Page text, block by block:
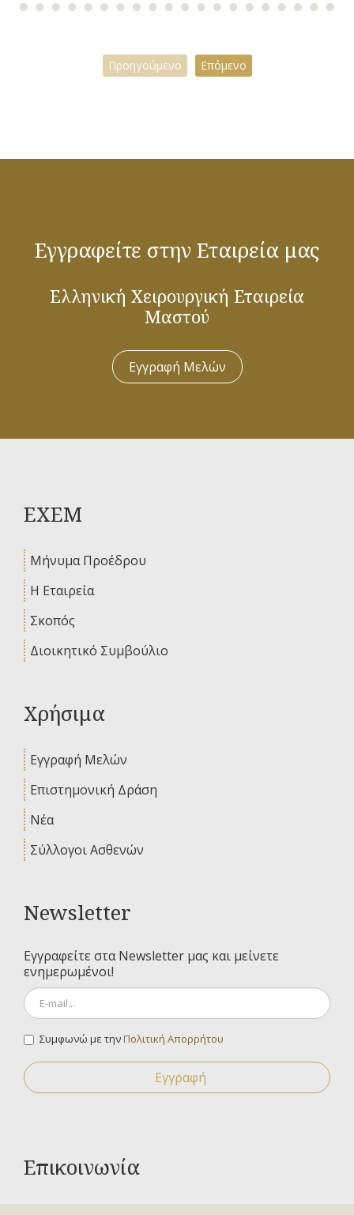
Προηγούμενο Επόμενο
Εγγραφείτε στην Εταιρεία μας
Ελληνική Χειρουργική Εταιρεία
Μαστού
Εγγραφή Μελών
ΕΧΕΜ
Μήνυμα Προέδρου
Η Εταιρεία
Σκοπός
Διοικητικό Συμβούλιο
Χρήσιμα
Εγγραφή Μελών
Επιστημονική Δράση
Νέα
Σύλλογοι Ασθενών
Newsletter
Εγγραφείτε στα Newsletter μας και μείνετε
ενημερωμένοι!
Συμφωνώ με τηνΠολιτική Απορρήτου
Εγγραφή
Επικοινωνία